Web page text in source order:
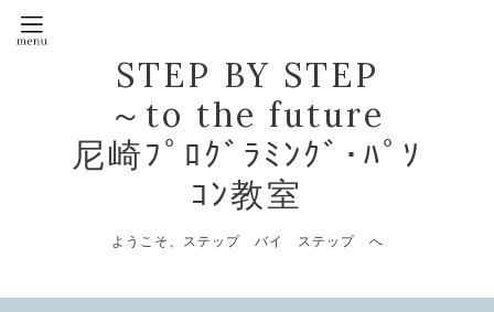
STEP BY STEP
～to the future
尼崎ﾌﾟﾛｸﾞﾗﾐﾝｸﾞ･ﾊﾟｿ
ｺﾝ教室
ようこそ、ステップ バイ ステップ へ